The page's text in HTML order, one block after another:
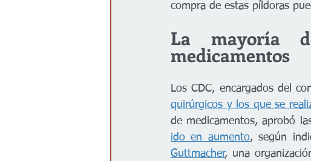
compra de estas píldoras
La mayoría
medicamentos
Los CDC, encargados del
quirúrgicos y los que se
de medicamentos, aprobó
ido en aumento, según
Guttmacher, una